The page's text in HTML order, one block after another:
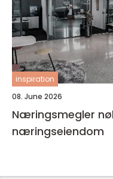
inspiration
08. June 2026
Næringsmegler nøkkelen til trygge verdier i
næringseiendom